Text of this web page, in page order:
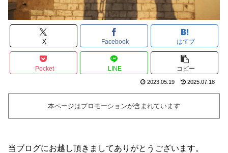
X Facebook はてブ
Pocket LINE コピー
2023.05.19 2025.07.18
本ページはプロモーションが含まれています
当ブログにお越し頂きましてありがとうございます。